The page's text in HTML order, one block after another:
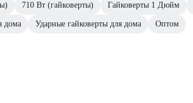
710 Вт (гайковерты) Гайковерты 1 Дюйм
дома Ударные гайковерты для дома Оптом